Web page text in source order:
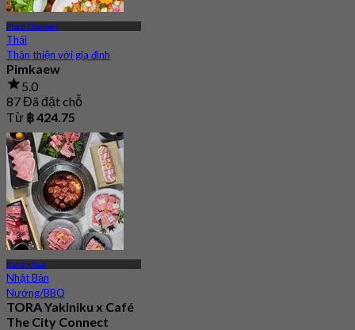
Phasi Charoen
Thái
Thân thiện với gia đình
Pimkaew
5.0
87 Đã đặt chỗ
Từ ฿ 424.75
Bang Khae
Nhật Bản
Nướng/BBQ
TORA Yakiniku x Café
The City Connect